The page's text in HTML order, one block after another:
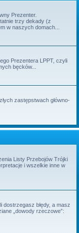
Prezenter.
trzy dekady (z
w naszych domach...
Prezentera LPPT, czyli
bęcków...
zastępstwach główno-
Listy Przebojów Trójki
i wszelkie inne w
dostrzegasz błędy, a masz
„dowody rzeczowe”: